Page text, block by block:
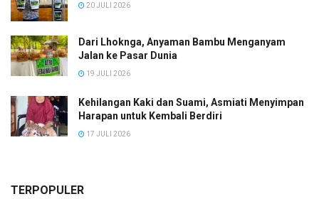
20 JULI 2026
Dari Lhoknga, Anyaman Bambu Menganyam
Jalan ke Pasar Dunia
19 JULI 2026
Kehilangan Kaki dan Suami, Asmiati Menyimpan
Harapan untuk Kembali Berdiri
17 JULI 2026
TERPOPULER